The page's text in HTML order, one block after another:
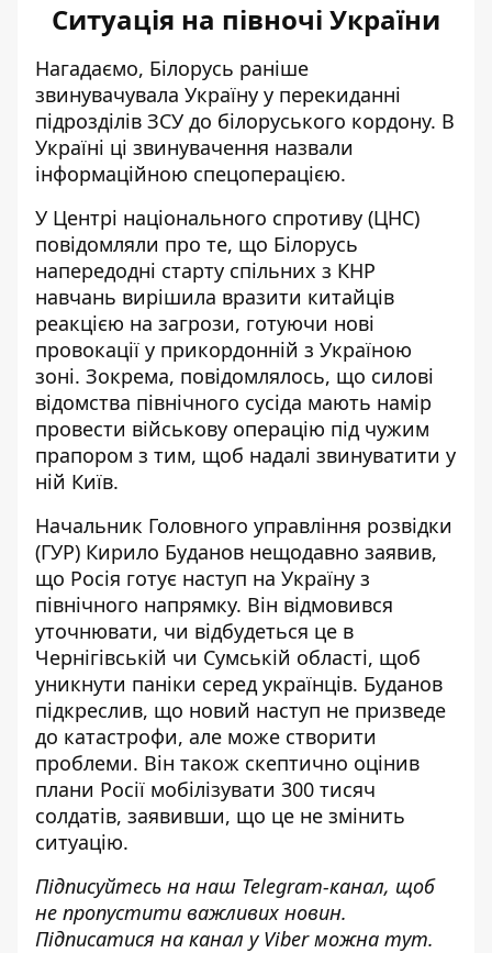
Ситуація на півночі України
Нагадаємо, Білорусь раніше
звинувачувала Україну у перекиданні
підрозділів ЗСУ до білоруського кордону. В
Україні ці звинувачення назвали
інформаційною спецоперацією.
У Центрі національного спротиву (ЦНС)
повідомляли про те, що Білорусь
напередодні старту спільних з КНР
навчань вирішила вразити китайців
реакцією на загрози, готуючи нові
провокації у прикордонній з Україною
зоні. Зокрема, повідомлялось, що силові
відомства північного сусіда мають намір
провести військову операцію під чужим
прапором з тим, щоб надалі звинуватити у
ній Київ.
Начальник Головного управління розвідки
(ГУР) Кирило Буданов нещодавно заявив,
що Росія готує наступ на Україну з
північного напрямку. Він відмовився
уточнювати, чи відбудеться це в
Чернігівській чи Сумській області, щоб
уникнути паніки серед українців. Буданов
підкреслив, що новий наступ не призведе
до катастрофи, але може створити
проблеми. Він також скептично оцінив
плани Росії мобілізувати 300 тисяч
солдатів, заявивши, що це не змінить
ситуацію.
Підписуйтесь на наш Telegram-канал, щоб
не пропустити важливих новин.
Підписатися на канал у Viber можна тут.